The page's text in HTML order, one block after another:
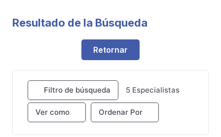
Resultado de la Búsqueda
Retornar
Filtro de búsqueda 5 Especialistas
Ver como Ordenar Por